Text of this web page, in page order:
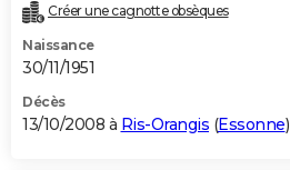
Créer une cagnotte obsèques
Naissance
30/11/1951
Décès
13/10/2008 à Ris-Orangis (Essonne)